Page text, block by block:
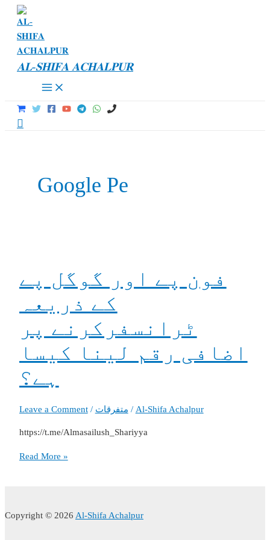
Skip
content
𝐀𝐋-𝐒𝐇𝐈𝐅𝐀 𝐀𝐂𝐇𝐀𝐋𝐏𝐔𝐑
Main
Menu
Search
Google Pe
فون پے اور گوگل پے
کے ذریعہ
ٹرانسفرکرنے پر
اضافی رقم لینا کیسا
ہے؟
Leave a Comment / متفرقات / Al-Shifa Achalpur
https://t.me/Almasailush_Shariyya
فون
پے
Read More »
Copyright © 2026 Al-Shifa Achalpur